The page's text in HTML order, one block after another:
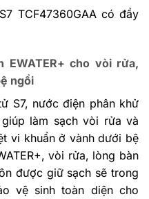
TCF47360GAA có đầy
EWATER+ cho vòi rửa,
ngồi
S7, nước điện phân khử
giúp làm sạch vòi rửa và
vi khuẩn ở vành dưới bệ
vòi rửa, lòng bàn
được giữ sạch sẽ trong
vệ sinh toàn diện cho